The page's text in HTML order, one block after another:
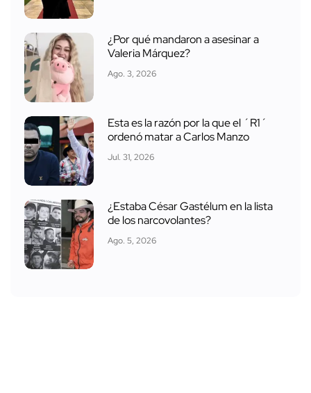
¿Por qué mandaron a asesinar a
Valeria Márquez?
Ago. 3, 2026
Esta es la razón por la que el ´R1´
ordenó matar a Carlos Manzo
Jul. 31, 2026
¿Estaba César Gastélum en la lista
de los narcovolantes?
Ago. 5, 2026